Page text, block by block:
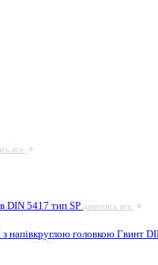
все
DIN 5417 тип SP дивитись все
напівкруглою головкою Гвинт